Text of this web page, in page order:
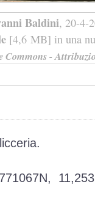
Baldini, 20-4-
[4,6 MB] in una
Commons -